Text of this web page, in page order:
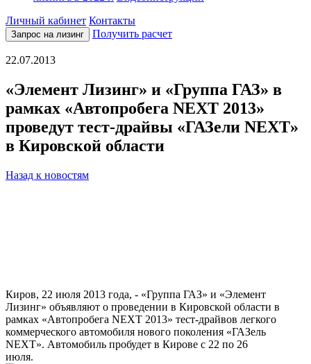
Личный кабинет Контакты
Запрос на лизинг Получить расчет
22.07.2013
«Элемент Лизинг» и «Группа ГАЗ» в
рамках «Автопробега NEXT 2013»
проведут тест-драйвы «ГАЗели NEXT»
в Кировской области
Назад к новостям
Киров, 22 июля 2013 года, - «Группа ГАЗ» и «Элемент
Лизинг» объявляют о проведении в Кировской области в
рамках «Автопробега NEXT 2013» тест-драйвов легкого
коммерческого автомобиля нового поколения «ГАЗель
NEXT». Автомобиль пробудет в Кирове с 22 по 26
июля.